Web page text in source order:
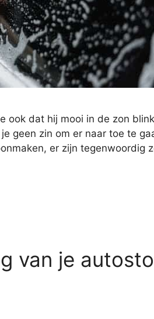
ook dat hij mooi in de zon
geen zin om er naar toe te
er zijn tegenwoordig
van je